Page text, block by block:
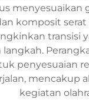
komposit
transisi
langkah.
penyesuaian
kegiatan